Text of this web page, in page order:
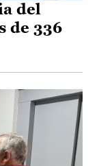
del
de 336